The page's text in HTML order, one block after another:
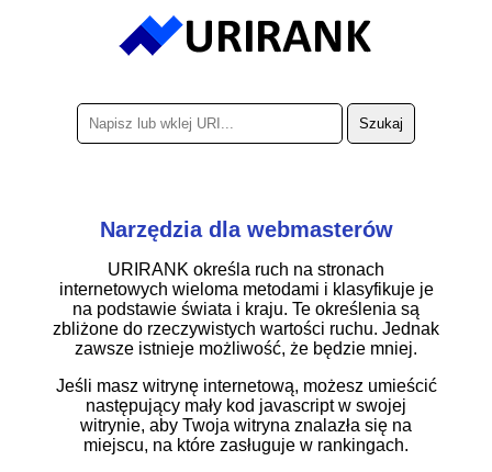
Narzędzia dla webmasterów
URIRANK określa ruch na stronach
internetowych wieloma metodami i klasyfikuje je
na podstawie świata i kraju. Te określenia są
zbliżone do rzeczywistych wartości ruchu. Jednak
zawsze istnieje możliwość, że będzie mniej.
Jeśli masz witrynę internetową, możesz umieścić
następujący mały kod javascript w swojej
witrynie, aby Twoja witryna znalazła się na
miejscu, na które zasługuje w rankingach.